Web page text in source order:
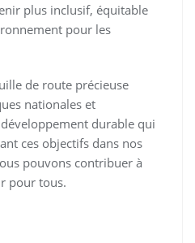
plus inclusif, équitable
pour les
de route précieuse
nationales et
durable qui
ces objectifs dans nos
pouvons contribuer à
pour tous.